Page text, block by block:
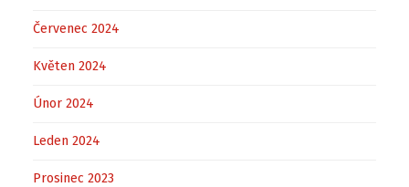
Červenec 2024
Květen 2024
Únor 2024
Leden 2024
Prosinec 2023